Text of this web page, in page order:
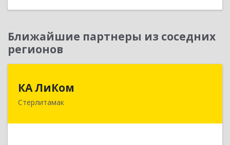
Ближайшие партнеры из соседних
регионов
КА ЛиКом
Стерлитамак453115, Башкортостан Респ, г.о. город